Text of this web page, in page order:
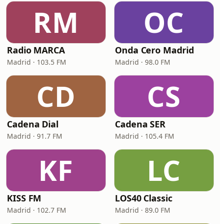
RM
Radio MARCA
Madrid · 103.5 FM
OC
Onda Cero Madrid
Madrid · 98.0 FM
CD
Cadena Dial
Madrid · 91.7 FM
CS
Cadena SER
Madrid · 105.4 FM
KF
KISS FM
Madrid · 102.7 FM
LC
LOS40 Classic
Madrid · 89.0 FM